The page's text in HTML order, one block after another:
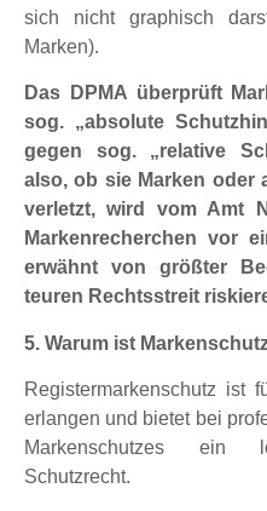
sich nicht graphisch
Marken).
Das DPMA überprüft
sog. „absolute
gegen sog. „relative
also, ob sie Marken oder
verletzt, wird vom Amt
Markenrecherchen vor
erwähnt von größter
teuren Rechtsstreit
5. Warum ist
Registermarkenschutz ist
erlangen und bietet bei
Markenschutzes ein
Schutzrecht.